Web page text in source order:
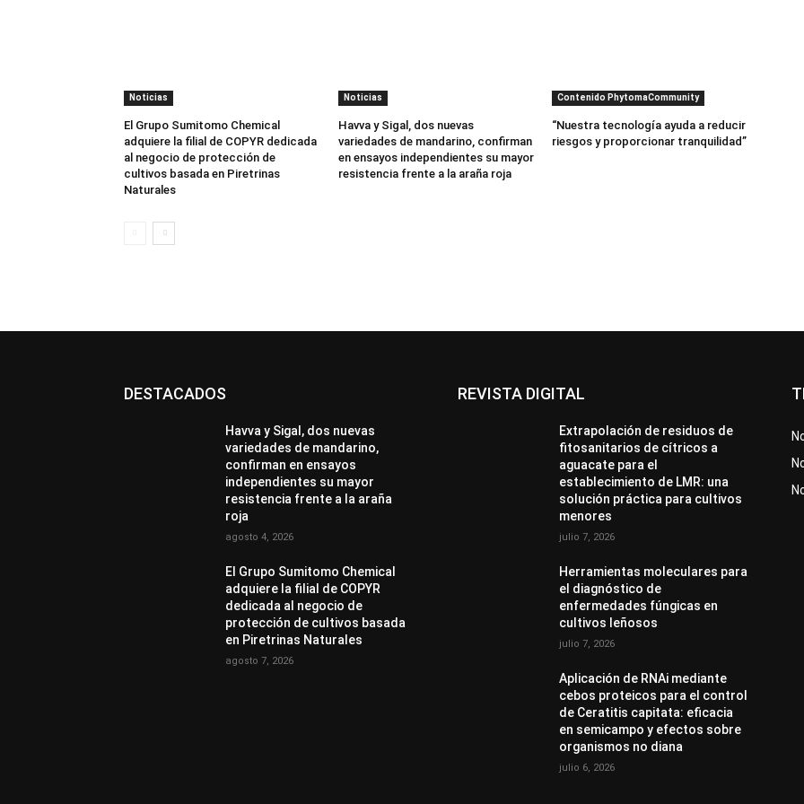
Noticias
El Grupo Sumitomo Chemical
adquiere la filial de COPYR dedicada
al negocio de protección de
cultivos basada en Piretrinas
Naturales
Noticias
Havva y Sigal, dos nuevas
variedades de mandarino, confirman
en ensayos independientes su mayor
resistencia frente a la araña roja
Contenido PhytomaCommunity
“Nuestra tecnología ayuda a reducir
riesgos y proporcionar tranquilidad”
DESTACADOS
Havva y Sigal, dos nuevas
variedades de mandarino,
confirman en ensayos
independientes su mayor
resistencia frente a la araña
roja
agosto 4, 2026
El Grupo Sumitomo Chemical
adquiere la filial de COPYR
dedicada al negocio de
protección de cultivos basada
en Piretrinas Naturales
agosto 7, 2026
REVISTA DIGITAL
Extrapolación de residuos de
fitosanitarios de cítricos a
aguacate para el
establecimiento de LMR: una
solución práctica para cultivos
menores
julio 7, 2026
Herramientas moleculares para
el diagnóstico de
enfermedades fúngicas en
cultivos leñosos
julio 7, 2026
Aplicación de RNAi mediante
cebos proteicos para el control
de Ceratitis capitata: eficacia
en semicampo y efectos sobre
organismos no diana
julio 6, 2026